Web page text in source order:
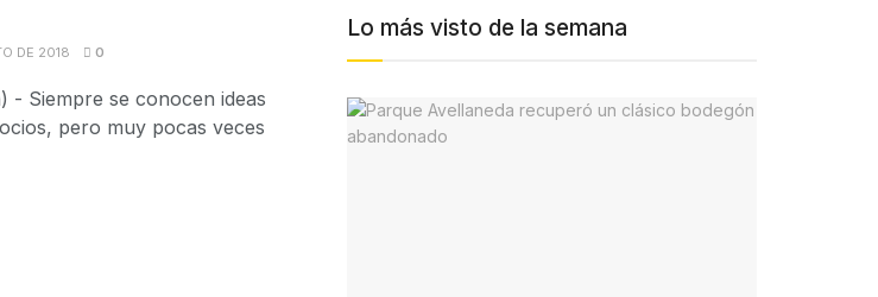
DE 2018 0
- Siempre se conocen ideas
pero muy pocas veces
Lo más visto de la semana